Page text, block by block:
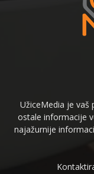
UžiceMedia je vaš
ostale informacije
najažurnije